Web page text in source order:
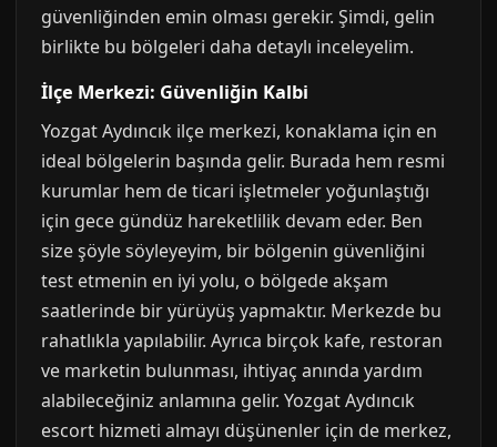
güvenliğinden emin olması gerekir. Şimdi, gelin
birlikte bu bölgeleri daha detaylı inceleyelim.
İlçe Merkezi: Güvenliğin Kalbi
Yozgat Aydıncık ilçe merkezi, konaklama için en
ideal bölgelerin başında gelir. Burada hem resmi
kurumlar hem de ticari işletmeler yoğunlaştığı
için gece gündüz hareketlilik devam eder. Ben
size şöyle söyleyeyim, bir bölgenin güvenliğini
test etmenin en iyi yolu, o bölgede akşam
saatlerinde bir yürüyüş yapmaktır. Merkezde bu
rahatlıkla yapılabilir. Ayrıca birçok kafe, restoran
ve marketin bulunması, ihtiyaç anında yardım
alabileceğiniz anlamına gelir. Yozgat Aydıncık
escort hizmeti almayı düşünenler için de merkez,